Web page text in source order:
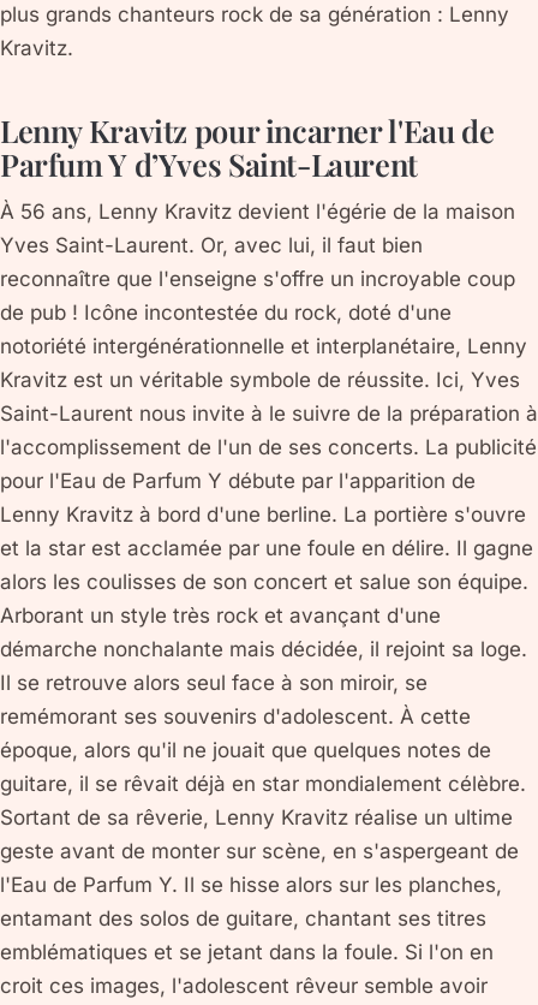
plus grands chanteurs rock de sa génération : Lenny
Kravitz.
Lenny Kravitz pour incarner l'Eau de
Parfum Y d’Yves Saint-Laurent
À 56 ans, Lenny Kravitz devient l'égérie de la maison
Yves Saint-Laurent. Or, avec lui, il faut bien
reconnaître que l'enseigne s'offre un incroyable coup
de pub ! Icône incontestée du rock, doté d'une
notoriété intergénérationnelle et interplanétaire, Lenny
Kravitz est un véritable symbole de réussite. Ici, Yves
Saint-Laurent nous invite à le suivre de la préparation à
l'accomplissement de l'un de ses concerts. La publicité
pour l'Eau de Parfum Y débute par l'apparition de
Lenny Kravitz à bord d'une berline. La portière s'ouvre
et la star est acclamée par une foule en délire. Il gagne
alors les coulisses de son concert et salue son équipe.
Arborant un style très rock et avançant d'une
démarche nonchalante mais décidée, il rejoint sa loge.
Il se retrouve alors seul face à son miroir, se
remémorant ses souvenirs d'adolescent. À cette
époque, alors qu'il ne jouait que quelques notes de
guitare, il se rêvait déjà en star mondialement célèbre.
Sortant de sa rêverie, Lenny Kravitz réalise un ultime
geste avant de monter sur scène, en s'aspergeant de
l'Eau de Parfum Y. Il se hisse alors sur les planches,
entamant des solos de guitare, chantant ses titres
emblématiques et se jetant dans la foule. Si l'on en
croit ces images, l'adolescent rêveur semble avoir